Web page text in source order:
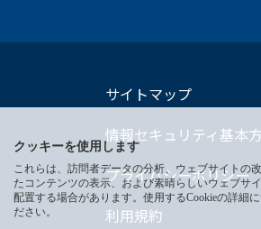
サイトマップ
情報セキュリティ基本
プライバシーポリシー
利用規約
クッキーを使用します
これらは、訪問者データの分析、ウェブサイトの
たコンテンツの表示、および素晴らしいウェブサ
配置する場合があります。使用するCookieの詳細
ださい。